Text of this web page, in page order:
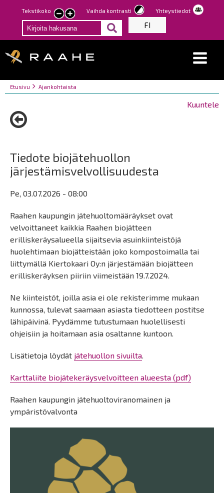
Hyppää
pääsisältöön
Tekstikoko
Pienennä
tekstin
kokoa
Suurenna
tekstin
kokoa
Vaihda kontrasti Yhteystiedot
FI
Breadcrumbs
You
here:
Etusivu Ajankohtaista
Kuuntele
Tiedote biojätehuollon
järjestämisvelvollisuudesta
Pe, 03.07.2026 - 08:00
Raahen kaupungin jätehuoltomääräykset ovat
velvoittaneet kaikkia Raahen biojätteen
erilliskeräysalueella sijaitsevia asuinkiinteistöjä
huolehtimaan biojätteistään joko kompostoimalla tai
liittymällä Kiertokaari Oy:n järjestämään biojätteen
erilliskeräyksen piiriin viimeistään 19.7.2024.
Ne kiinteistöt, joilla asia ei ole rekisterimme mukaan
kunnossa, tulevat saamaan asiasta tiedotteen postitse
lähipäivinä. Pyydämme tutustumaan huolellisesti
ohjeisiin ja hoitamaan asia osaltanne kuntoon.
Lisätietoja löydät jätehuollon sivuilta.
Karttaliite biojätekeräysvelvoitteen alueesta (pdf)
Raahen kaupungin jätehuoltoviranomainen ja
ympäristövalvonta